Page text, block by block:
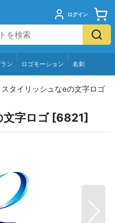
ログイン
ン ロゴモーション 名刺
スタイリッシュなeの文字ロゴ
字ロゴ [6821]